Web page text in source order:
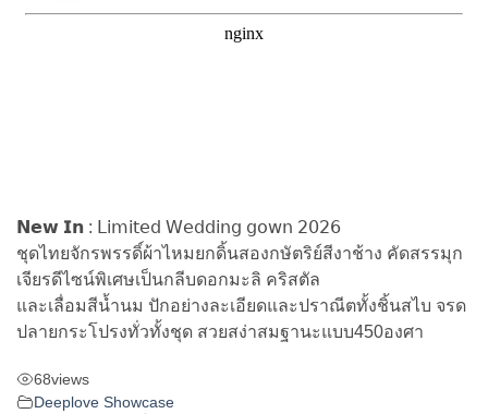
𝗡𝗲𝘄 𝗜𝗻 : 𝖫𝗂𝗆𝗂𝗍𝖾𝖽 𝖶𝖾𝖽𝖽𝗂𝗇𝗀 𝗀𝗈𝗐𝗇 𝟤𝟢𝟤𝟨
ชุดไทยจักรพรรดิ์ผ้าไหมยกดิ้นสองกษัตริย์สีงาช้าง คัดสรรมุก
เจียรดีไซน์พิเศษเป็นกลีบดอกมะลิ คริสตัล
และเลื่อมสีน้ำนม ปักอย่างละเอียดและปราณีตทั้งชิ้นสไบ จรด
ปลายกระโปรงทั่วทั้งชุด สวยสง่าสมฐานะแบบ450องศา
68views
Deeplove Showcase